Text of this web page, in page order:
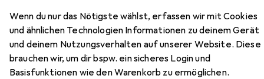
Wenn du nur das Nötigste wählst, erfassen wir mit Cookies
und ähnlichen Technologien Informationen zu deinem Gerät
und deinem Nutzungsverhalten auf unserer Website. Diese
brauchen wir, um dir bspw. ein sicheres Login und
Basisfunktionen wie den Warenkorb zu ermöglichen.
EUR
139,18
TopstarBürostuhl Smart Point schwarz
42 - 55 cm